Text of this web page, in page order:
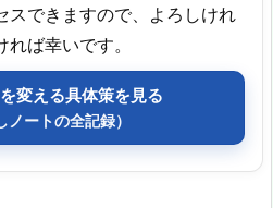
スできますので、よろしけれ
ば幸いです。
変える具体策を見る
ノートの全記録）